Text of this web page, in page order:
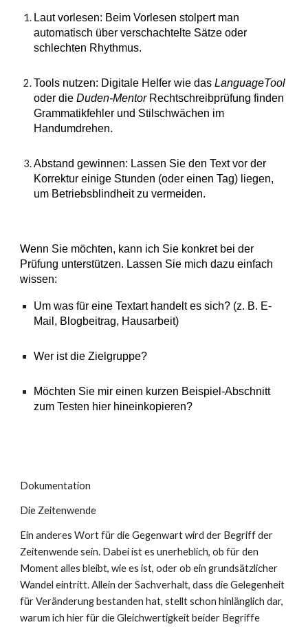
Laut vorlesen: Beim Vorlesen stolpert man
automatisch über verschachtelte Sätze oder
schlechten Rhythmus.
Tools nutzen: Digitale Helfer wie dasLanguageTool
oder dieDuden-MentorRechtschreibprüfung finden
Grammatikfehler und Stilschwächen im
Handumdrehen.
Abstand gewinnen: Lassen Sie den Text vor der
Korrektur einige Stunden (oder einen Tag) liegen,
um Betriebsblindheit zu vermeiden.
Wenn Sie möchten, kann ich Sie konkret bei der
Prüfung unterstützen. Lassen Sie mich dazu einfach
wissen:
Um was für eine Textart handelt es sich? (z. B. E-
Mail, Blogbeitrag, Hausarbeit)
Wer ist die Zielgruppe?
Möchten Sie mir einen kurzen Beispiel-Abschnitt
zum Testen hier hineinkopieren?
Dokumentation
Die Zeitenwende
Ein anderes Wort für die Gegenwart wird der Begriff der
Zeitenwende sein. Dabei ist es unerheblich, ob für den
Moment alles bleibt, wie es ist, oder ob ein grundsätzlicher
Wandel eintritt. Allein der Sachverhalt, dass die Gelegenheit
für Veränderung bestanden hat, stellt schon hinlänglich dar,
warum ich hier für die Gleichwertigkeit beider Begriffe